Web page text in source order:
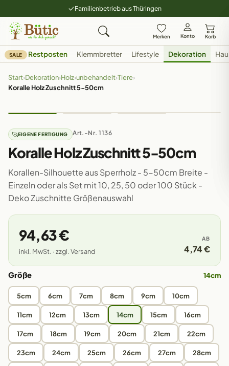
Familienbetrieb aus Thüringen
Merken Konto Korb
SALE Restposten Klemmbretter Lifestyle Dekoration
Start›Dekoration›Holz›unbehandelt›Tiere›
Koralle Holz Zuschnitt 5-50cm
EIGENE FERTIGUNG Art.-Nr. 1136
Koralle Holz Zuschnitt 5-50cm
Korallen-Silhouette aus Sperrholz - 5-50cm Breite -
Einzeln oder als Set mit 10, 25, 50 oder 100 Stück -
Deko Zuschnitte Größenauswahl
94,63 €
inkl. MwSt. · zzgl. Versand
AB
4,74 €
Größe 14cm
5cm 6cm 7cm 8cm 9cm 10cm
11cm 12cm 13cm 14cm 15cm 16cm
17cm 18cm 19cm 20cm 21cm 22cm
23cm 24cm 25cm 26cm 27cm 28cm